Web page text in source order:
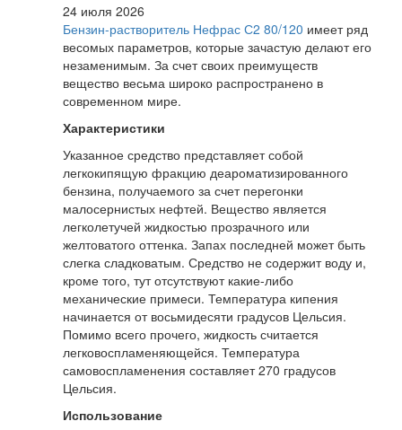
24 июля 2026
Бензин-растворитель Нефрас С2 80/120 имеет ряд
весомых параметров, которые зачастую делают его
незаменимым. За счет своих преимуществ
вещество весьма широко распространено в
современном мире.
Характеристики
Указанное средство представляет собой
легкокипящую фракцию деароматизированного
бензина, получаемого за счет перегонки
малосернистых нефтей. Вещество является
легколетучей жидкостью прозрачного или
желтоватого оттенка. Запах последней может быть
слегка сладковатым. Средство не содержит воду и,
кроме того, тут отсутствуют какие-либо
механические примеси. Температура кипения
начинается от восьмидесяти градусов Цельсия.
Помимо всего прочего, жидкость считается
легковоспламеняющейся. Температура
самовоспламенения составляет 270 градусов
Цельсия.
Использование